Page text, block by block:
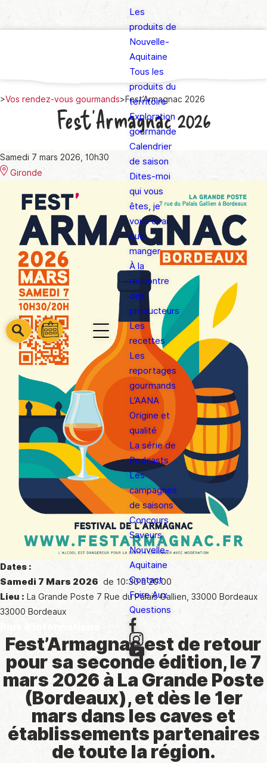
barre
barre
barre
3
Les
produits de
Nouvelle-
Aquitaine
Tous les
produits du
territoire
Exploration
gourmande
Calendrier
de saison
Dites-moi
qui vous
êtes, je
vous dirai
quoi
manger
À la
rencontre
des
producteurs
Les
recettes
Les
reportages
gourmands
L’AANA
Origine et
qualité
La série de
Podcasts
Les
campagnes
de saisons
Concours
Saveurs
Nouvelle-
Aquitaine
Contact
Foire Aux
Questions
>Vos rendez-vous gourmands>Fest’Armagnac 2026
Fest’Armagnac 2026
Samedi 7 mars 2026, 10h30
Gironde
Dates :
Samedi 7 Mars 2026 de 10:30 à 20:00
Lieu : La Grande Poste 7 Rue du Palais Gallien, 33000 Bordeaux
33000 Bordeaux
Fest’Armagnac est de retour
pour sa seconde édition, le 7
mars 2026 à La Grande Poste
(Bordeaux), et dès le 1er
mars dans les caves et
établissements partenaires
de toute la région.